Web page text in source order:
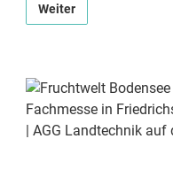
Weiter